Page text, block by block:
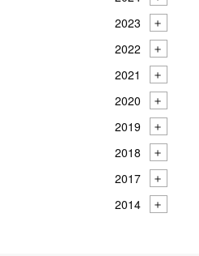
2023
2022
2021
2020
2019
2018
2017
2014